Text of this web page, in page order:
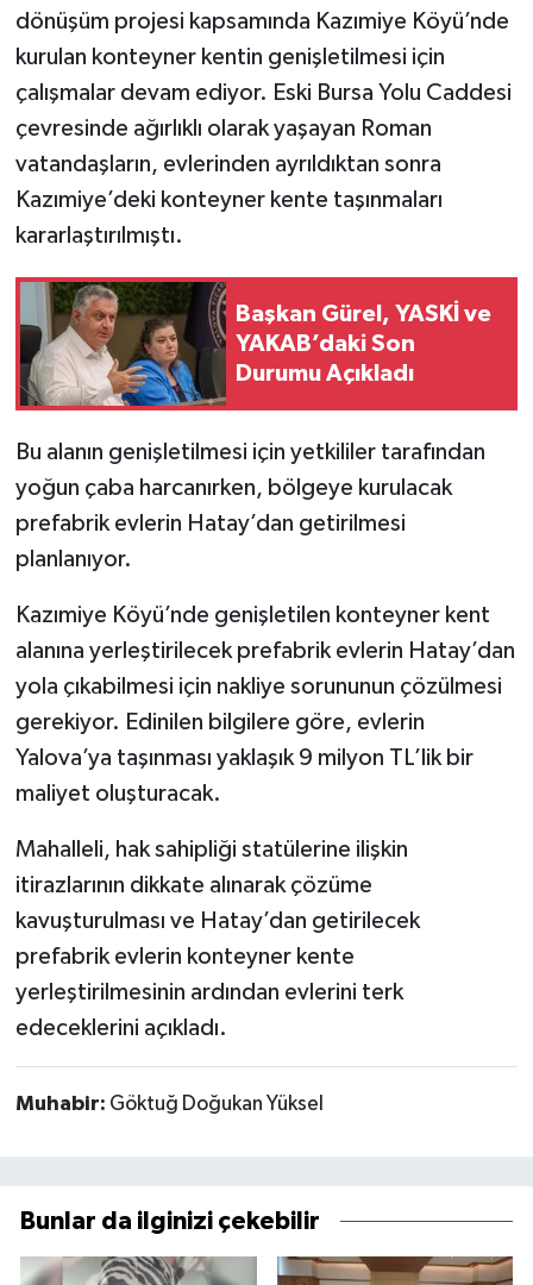
dönüşüm projesi kapsamında Kazımiye Köyü’nde
kurulan konteyner kentin genişletilmesi için
çalışmalar devam ediyor. Eski Bursa Yolu Caddesi
çevresinde ağırlıklı olarak yaşayan Roman
vatandaşların, evlerinden ayrıldıktan sonra
Kazımiye’deki konteyner kente taşınmaları
kararlaştırılmıştı.
Başkan Gürel, YASKİ ve
YAKAB’daki Son
Durumu Açıkladı
Bu alanın genişletilmesi için yetkililer tarafından
yoğun çaba harcanırken, bölgeye kurulacak
prefabrik evlerin Hatay’dan getirilmesi
planlanıyor.
Kazımiye Köyü’nde genişletilen konteyner kent
alanına yerleştirilecek prefabrik evlerin Hatay’dan
yola çıkabilmesi için nakliye sorununun çözülmesi
gerekiyor. Edinilen bilgilere göre, evlerin
Yalova’ya taşınması yaklaşık 9 milyon TL’lik bir
maliyet oluşturacak.
Mahalleli, hak sahipliği statülerine ilişkin
itirazlarının dikkate alınarak çözüme
kavuşturulması ve Hatay’dan getirilecek
prefabrik evlerin konteyner kente
yerleştirilmesinin ardından evlerini terk
edeceklerini açıkladı.
Muhabir: Göktuğ Doğukan Yüksel
Bunlar da ilginizi çekebilir